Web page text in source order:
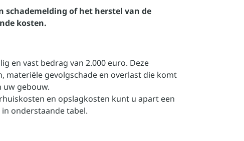
schademelding of het herstel van de
kosten.
en vast bedrag van 2.000 euro. Deze
materiële gevolgschade en overlast die komt
uw gebouw.
en opslagkosten kunt u apart een
onderstaande tabel.